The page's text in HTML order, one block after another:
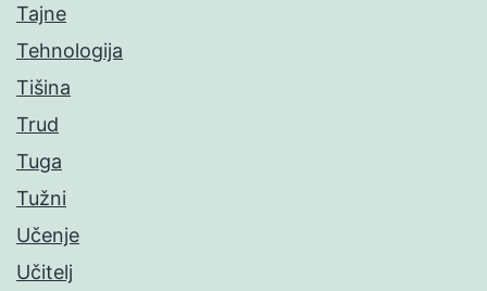
Tajne
Tehnologija
Tišina
Trud
Tuga
Tužni
Učenje
Učitelj